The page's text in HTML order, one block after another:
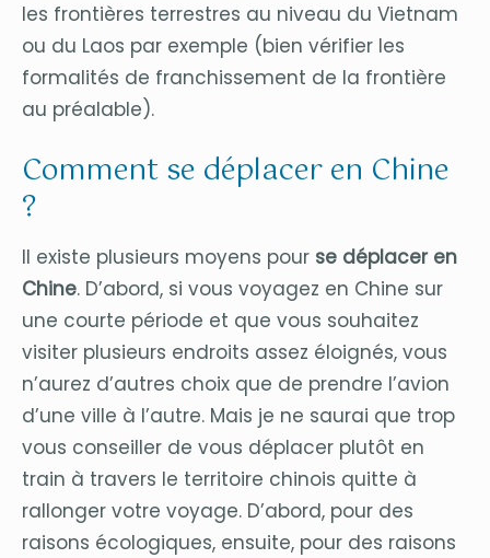
les frontières terrestres au niveau du Vietnam
ou du Laos par exemple (bien vérifier les
formalités de franchissement de la frontière
au préalable).
Comment se déplacer en Chine
?
Il existe plusieurs moyens pour se déplacer en
Chine. D’abord, si vous voyagez en Chine sur
une courte période et que vous souhaitez
visiter plusieurs endroits assez éloignés, vous
n’aurez d’autres choix que de prendre l’avion
d’une ville à l’autre. Mais je ne saurai que trop
vous conseiller de vous déplacer plutôt en
train à travers le territoire chinois quitte à
rallonger votre voyage. D’abord, pour des
raisons écologiques, ensuite, pour des raisons